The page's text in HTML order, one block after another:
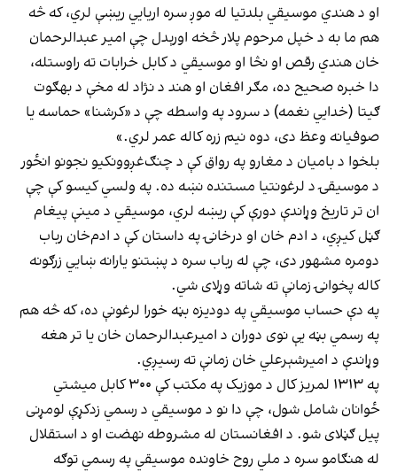
او د هندي موسیقي بلدتیا له موږ سره اریايي ریښې لري، که څه
هم ما به د خپل مرحوم پلار څخه اورېدل چې امیر عبدالرحمان
خان هندي رقص او نڅا او موسیقي د کابل خرابات ته راوستله،
دا خبره صحیح ده، مګر افغان او هند د نژاد له مخې د بهګوت
ګیتا (خدايي نغمه) د سرود په واسطه چې د «کرشنا» حماسه یا
صوفیانه وعظ دی، دوه نیم زره کاله عمر لري.»
بلخوا د بامیان د مغارو په رواق کې د چنګ‌غږوونکیو نجونو انځور
د موسیقۍ د لرغونتیا مستنده نښه ده. په ولسي کیسو کې چې
ان تر تاریخ وړاندې دورې کې ریښه لري، موسیقي د مینې پیغام
ګڼل کیږي، د ادم خان او درخانۍ په داستان کې د ادم‌خان رباب
دومره مشهور دی، چې له رباب سره د پښتنو یارانه ښايي زرګونه
کاله پخوانۍ زمانې ته شاته وړلای شي.
په دې حساب موسیقي په دودیزه بڼه خورا لرغونې ده، که څه هم
په رسمي بڼه یې نوی دوران د امیرعبدالرحمان خان یا تر هغه
وړاندې د امیرشېرعلي خان زمانې ته رسیږي.
په ۱۳۱۳ لمریز کال د موزیک په مکتب کې ۳۰۰ کابل میشتي
ځوانان شامل شول، چې دا نو د موسیقي د رسمي زدکړې لومړنی
پیل ګڼلای شو. د افغانستان له مشروطه نهضت او د استقلال
له هنګامو سره د ملي روح خاونده موسیقي په رسمي توګه